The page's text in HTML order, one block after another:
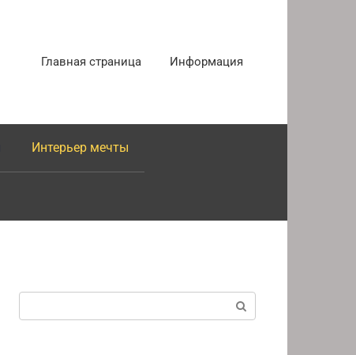
Главная страница Информация
Интерьер мечты